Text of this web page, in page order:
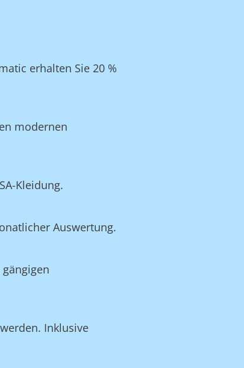
erhalten Sie 20 %
modernen
Kleidung.
Auswertung.
Inklusive